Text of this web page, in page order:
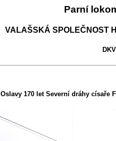
Parní
VALAŠSKÁ SPOLEČNOST
Oslavy 170 let Severní dráhy císaře